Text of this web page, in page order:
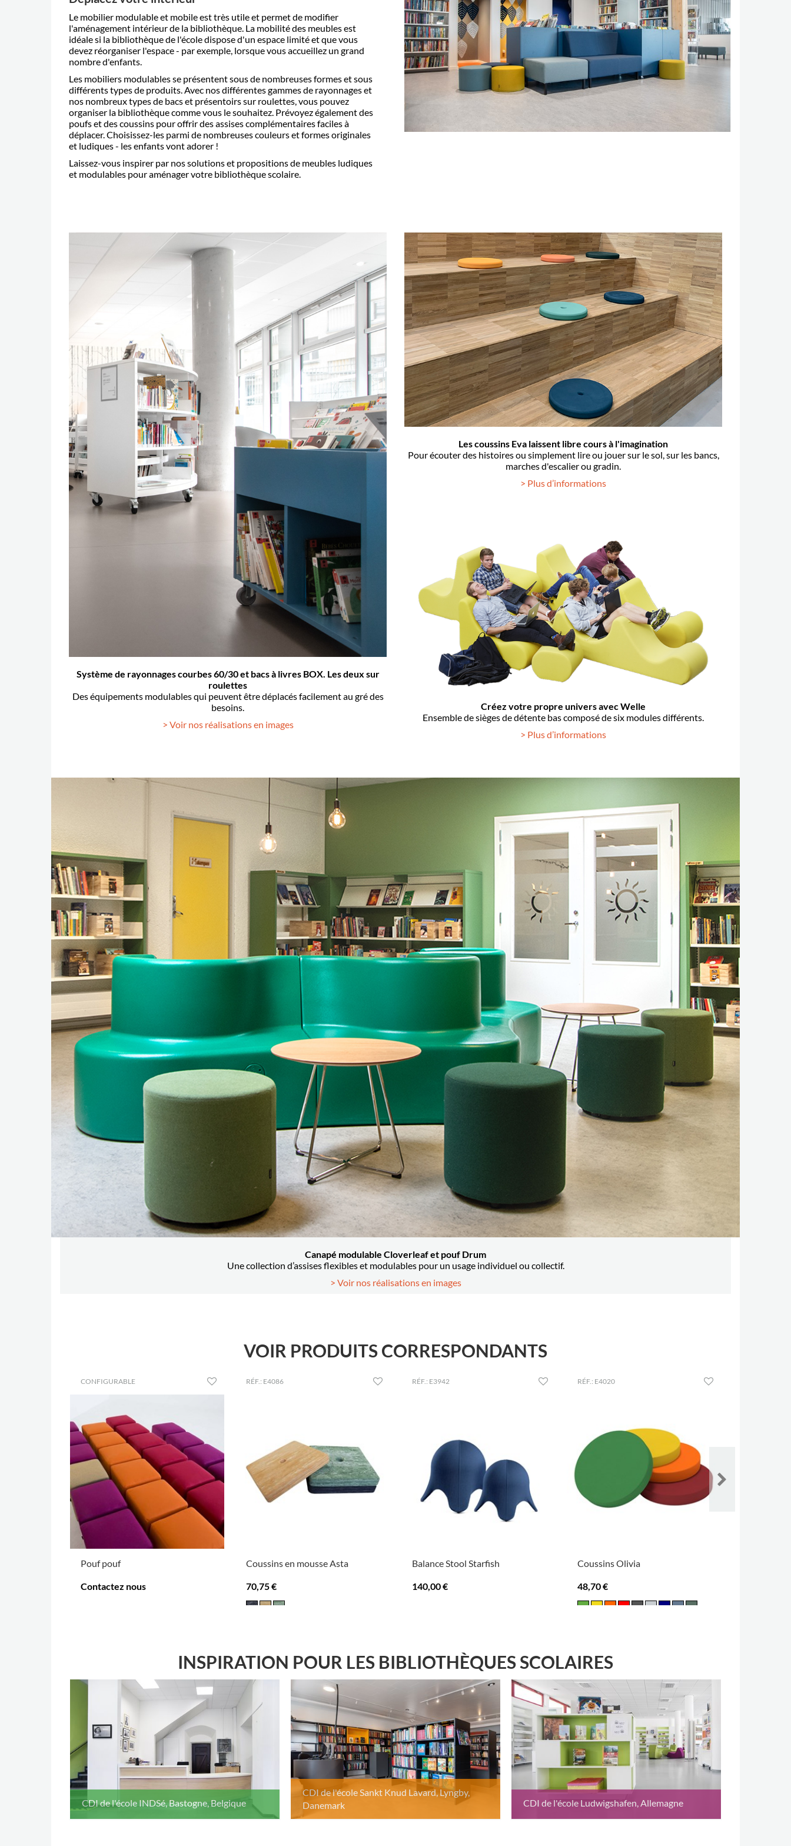
Le mobilier modulable et mobile est très utile et permet de modifier
l'aménagement intérieur de la bibliothèque. La mobilité des meubles est
idéale si la bibliothèque de l'école dispose d'un espace limité et que vous
devez réorganiser l'espace - par exemple, lorsque vous accueillez un grand
nombre d'enfants.
Les mobiliers modulables se présentent sous de nombreuses formes et sous
différents types de produits. Avec nos différentes gammes de rayonnages et
nos nombreux types de bacs et présentoirs sur roulettes, vous pouvez
organiser la bibliothèque comme vous le souhaitez. Prévoyez également des
poufs et des coussins pour offrir des assises complémentaires faciles à
déplacer. Choisissez-les parmi de nombreuses couleurs et formes originales
et ludiques - les enfants vont adorer !
Laissez-vous inspirer par nos solutions et propositions de meubles ludiques
et modulables pour aménager votre bibliothèque scolaire.
Système de rayonnages courbes 60/30 et bacs à livres BOX. Les deux sur
roulettes
Des équipements modulables qui peuvent être déplacés facilement au gré des
besoins.
> Voir nos réalisations en images
Les coussins Eva laissent libre cours à l'imagination
Pour écouter des histoires ou simplement lire ou jouer sur le sol, sur les bancs,
marches d'escalier ou gradin.
> Plus d’informations
Créez votre propre univers avec Welle
Ensemble de sièges de détente bas composé de six modules différents.
> Plus d’informations
Canapé modulable Cloverleaf et pouf Drum
Une collection d’assises flexibles et modulables pour un usage individuel ou collectif.
> Voir nos réalisations en images
VOIR PRODUITS CORRESPONDANTS
CONFIGURABLE
Pouf pouf
Contactez nous
RÉF.: E4086
Coussins en mousse Asta
70,75 €
RÉF.: E3942
Balance Stool Starfish
140,00 €
RÉF.: E4020
Coussins Olivia
48,70 €
INSPIRATION POUR LES BIBLIOTHÈQUES SCOLAIRES
CDI de l'école INDSé, Bastogne, Belgique
CDI de l'école Sankt Knud Lavard, Lyngby,
Danemark
CDI de l'école Ludwigshafen, Allemagne